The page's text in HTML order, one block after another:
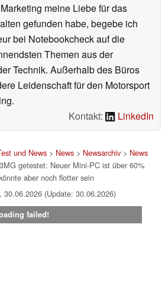
meine Liebe für das
gefunden habe, begebe ich
bei Notebookcheck auf die
Themen aus der
Technik. Außerhalb des Büros
Leidenschaft für den Motorsport
Kontakt:
LinkedIn
und News> News> Newsarchiv> News
getestet: Neuer Mini-PC ist über 60%
aber noch flotter sein
30.06.2026 (Update: 30.06.2026)
failed!